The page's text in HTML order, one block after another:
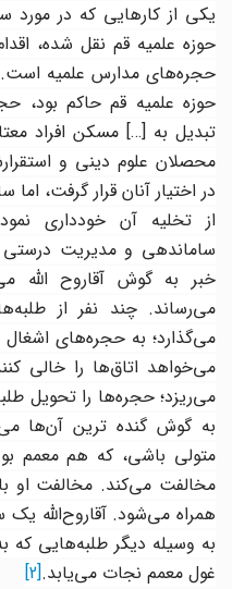
یکی از کارهایی که در مورد
حوزه علمیه قم نقل شده، اقدام
حجره‌های مدارس علمیه است.
حوزه علمیه قم حاکم بود،
تبدیل به[…]مسکن افراد
محصلان علوم دینی و
در اختیار آنان قرار گرفت،
از تخلیه آن خودداری
ساماندهی و مدیریت درستی
خبر به گوش آقاروح الله
می‌رساند. چند نفر از
می‌گذارد؛ به حجره‌های اشغال
می‌خواهد اتاق‌ها را خالی
می‌ریزد؛ حجره‌ها را تحویل
به گوش گنده ترین آن‌ها
متولی باشی، که هم معمم
مخالفت می‌کند. مخالفت او با
همراه می‌شود. آقاروح‌الله یک
به وسیله دیگر طلبه‌هایی که
غول معمم نجات می‌یابد.
[2]